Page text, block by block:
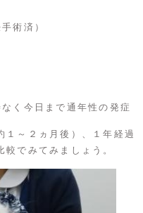
術済）
く今日まで通年性の発症
１～２ヵ月後）、１年経過
でみてみましょう。